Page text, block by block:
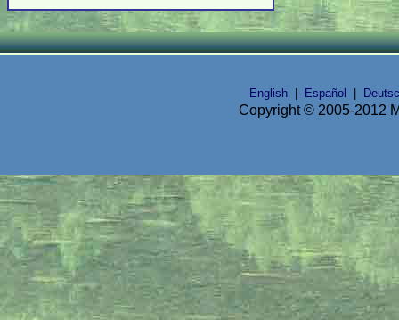
English Español
Copyright © 2005-2012